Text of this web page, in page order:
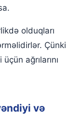
olduqları
Çünki
ağrılarını
və